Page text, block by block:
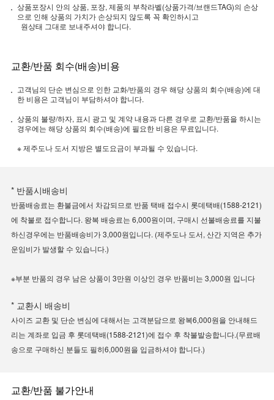
상품포장시 안의 상품, 포장, 제품의 부착라벨(상품가격/브랜드TAG)의 손상
으로 인해 상품의 가치가 손상되지 않도록 꼭 확인하시고
원상태 그대로 보내주셔야 합니다.
교환/반품 회수(배송)비용
고객님의 단순 변심으로 인한 교화/반품의 경우 해당 상품의 회수(배송)에 대
한 비용은 고객님이 부담하셔야 합니다.
상품의 불량/하자, 표시 광고 및 계약 내용과 다른 경우로 교환/반품을 하시는
경우에는 해당 상품의 회수(배송)에 필요한 비용은 무료입니다.
※ 제주도나 도서 지방은 별도요금이 부과될 수 있습니다.
* 반품시배송비
반품배송료는 환불금에서 차감되므로 반품 택배 접수시 롯데택배(1588-2121)
에 착불로 접수합니다. 왕복 배송료는 6,000원이며, 구매시 선불배송료를 지불
하신경우에는 반품배송비가 3,000원입니다. (제주도나 도서, 산간 지역은 추가
운임비가 발생할 수 있습니다.)
※부분 반품의 경우 남은 상품이 3만원 이상인 경우 반품비는 3,000원 입니다
* 교환시 배송비
사이즈 교환 및 단순 변심에 대해서는 고객분담으로 왕복6,000원을 안내해드
리는 계좌로 입금 후 롯데택배(1588-2121)에 접수 후 착불발송합니다.(무료배
송으로 구매하신 분들도 필히6,000원을 입금하셔야 합니다.)
교환/반품 불가안내